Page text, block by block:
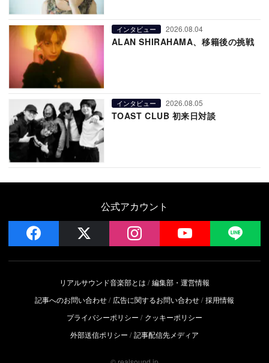
インタビュー 2026.08.04
ALAN SHIRAHAMA、移籍後の挑戦
インタビュー 2026.08.05
TOAST CLUB 初来日対談
公式アカウント
facebook instagram YouTube
リアルサウンド音楽部とは
編集部・運営情報
記事へのお問い合わせ
広告に関するお問い合わせ 採用情報
プライバシーポリシー
クッキーポリシー
外部送信ポリシー
記事配信先メディア